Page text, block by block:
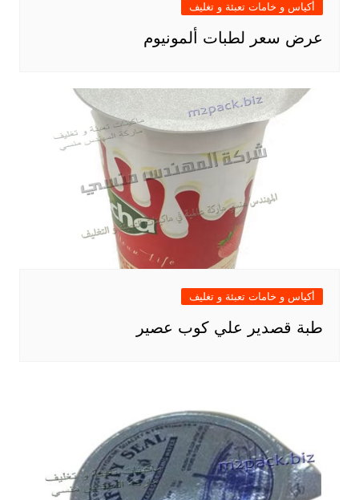
أكياس و خامات تعبئة و تغليف
عرض سعر لطبات ألمونيوم
أكياس و خامات تعبئة و تغليف
طبة قصدير علي كوب عصير